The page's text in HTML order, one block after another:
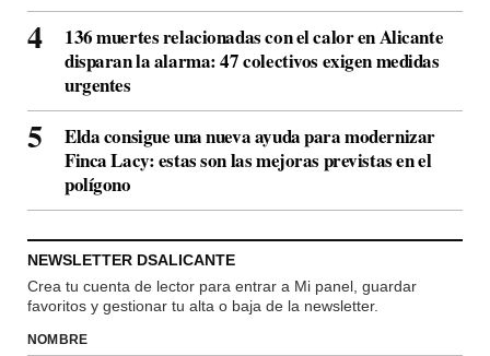
136 muertes relacionadas con el calor en Alicante
disparan la alarma: 47 colectivos exigen medidas
urgentes
Elda consigue una nueva ayuda para modernizar
Finca Lacy: estas son las mejoras previstas en el
polígono
NEWSLETTER DSALICANTE
Crea tu cuenta de lector para entrar a Mi panel, guardar
favoritos y gestionar tu alta o baja de la newsletter.
NOMBRE